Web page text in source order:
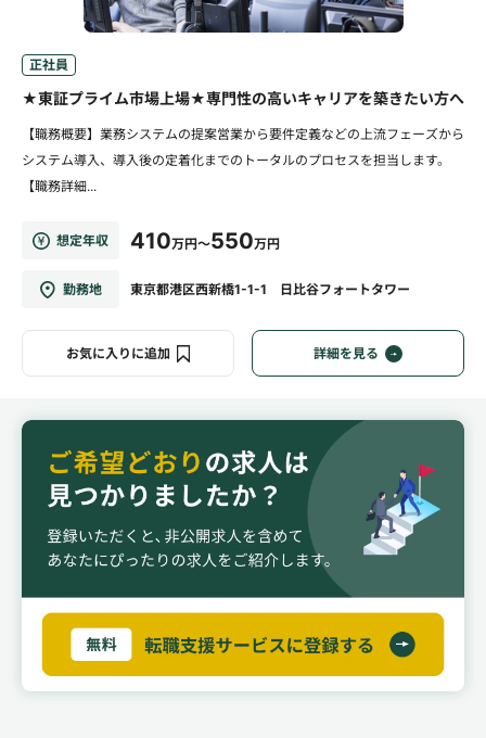
正社員
★東証プライム市場上場★専門性の高いキャリアを築きたい方へ
【職務概要】業務システムの提案営業から要件定義などの上流フェーズから
システム導入、導入後の定着化までのトータルのプロセスを担当します。
【職務詳細...
想定年収 410万円～550万円
勤務地 東京都港区西新橋1-1-1 日比谷フォートタワー
お気に入りに追加 詳細を見る